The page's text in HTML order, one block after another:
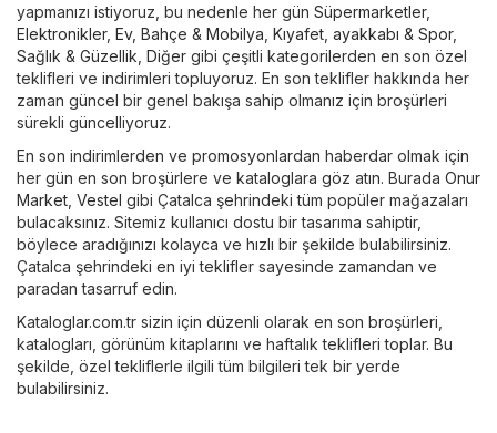
yapmanızı istiyoruz, bu nedenle her gün Süpermarketler,
Elektronikler, Ev, Bahçe & Mobilya Kıyafet, ayakkabı & Spor,
Sağlık & Güzellik Diğer gibi çeşitli kategorilerden en son özel
teklifleri ve indirimleri topluyoruz. En son teklifler hakkında her
zaman güncel bir genel bakışa sahip olmanız için broşürleri
sürekli güncelliyoruz.
En son indirimlerden ve promosyonlardan haberdar olmak için
her gün en son broşürlere ve kataloglara göz atın. Burada Onur
Market Vestel gibi Çatalca şehrindeki tüm popüler mağazaları
bulacaksınız. Sitemiz kullanıcı dostu bir tasarıma sahiptir,
böylece aradığınızı kolayca ve hızlı bir şekilde bulabilirsiniz.
Çatalca şehrindeki en iyi teklifler sayesinde zamandan ve
paradan tasarruf edin.
Kataloglar.com.tr sizin için düzenli olarak en son broşürleri,
katalogları, görünüm kitaplarını ve haftalık teklifleri toplar. Bu
şekilde, özel tekliflerle ilgili tüm bilgileri tek bir yerde
bulabilirsiniz.